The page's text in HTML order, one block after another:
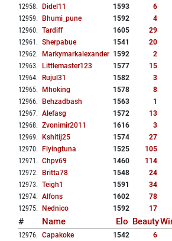
12958. Didel11 1593 6
12959. Bhumi_pune 1592 4
12960. Tardiff 1605 29
12961 . Sherpabue 1541 20
12962. Markymarkalexander 1592 2
12963. Littlemaster123 1577 15
12964. Rujul31 1582 3
12965. Mhoking 1578 8
12966. Behzadbash 1563 1
12967. Alefasg 1572 13
12968. Zvonimir2011 1616 3
12969. Kshitij25 1574 27
12970. Flyingtuna 1525 105
12971 . Chpv69 1460 114
12972. Britta78 1548 24
12973. Teigh1 1591 34
12974. Alfons 1602 78
12975. Nednico 1592 17
# Name Elo Beauty
12976. Capakoke 1542 6